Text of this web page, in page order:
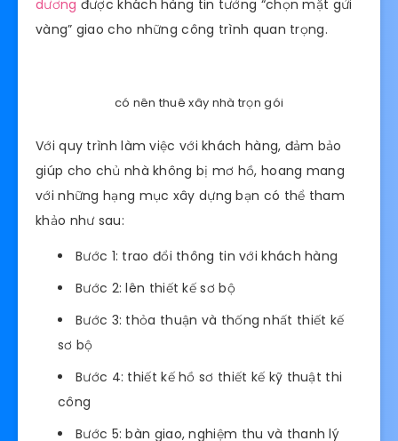
Thận trọng với những đơn vị chào thầu
bảo chất lượng công trình.
Với kinh nghiệm nhiều năm trong lĩnh vực xây
dựng nhà ở trọn gói,Công ty xây dựng bình
dươngđược khách hàng tin tưởng “chọn mặt gửi
vàng” giao cho những công trình quan trọng.